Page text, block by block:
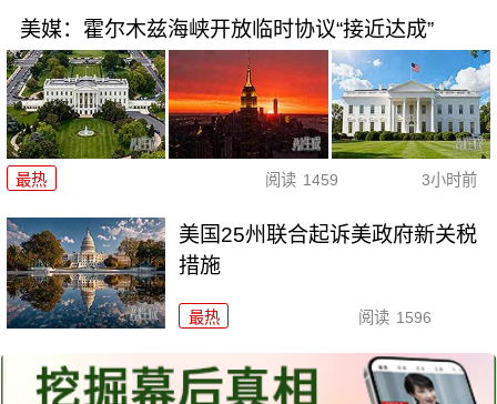
美媒：霍尔木兹海峡开放临时协议“接近达成”
最热 阅读 1459 3小时前
美国25州联合起诉美政府新关税
措施
最热 阅读 1596